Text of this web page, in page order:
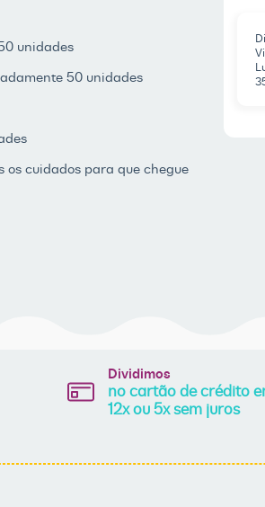
unidades
50 unidades
os cuidados para que chegue
Dividimos
no cartão de crédito
12x ou 5x sem juros